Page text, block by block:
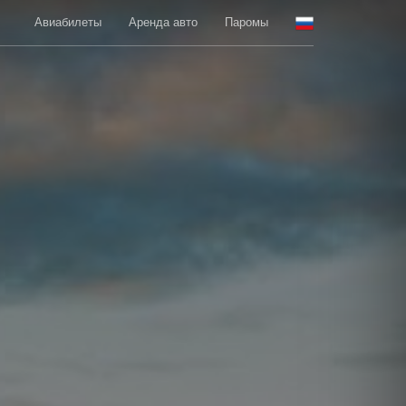
Авиабилеты Аренда авто Паромы